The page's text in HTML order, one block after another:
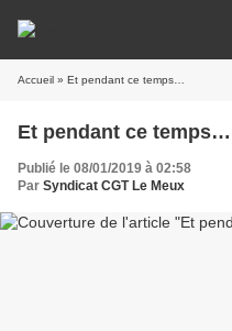
Accueil » Et pendant ce temps…
Et pendant ce temps…
Publié le 08/01/2019 à 02:58
Par Syndicat CGT Le Meux